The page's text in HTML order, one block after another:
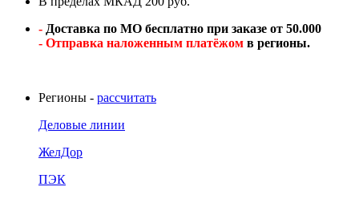
- Доставка по МО бесплатно при заказе от 50.000
- Отправка наложенным платёжом в регионы.
Регионы - рассчитать
Деловые линии
ЖелДор
ПЭК